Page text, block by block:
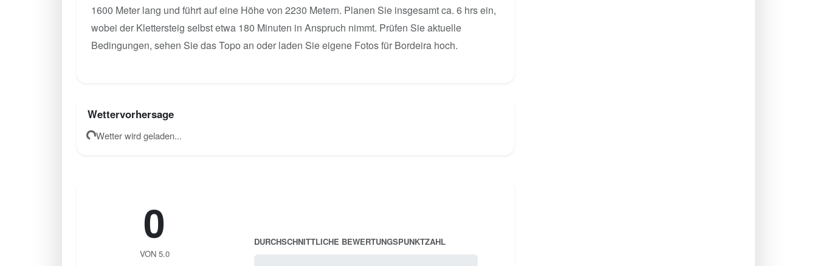
1600 Meter lang und führt auf eine Höhe von 2230 Metern. Planen Sie insgesamt ca. 6 hrs ein,
wobei der Klettersteig selbst etwa 180 Minuten in Anspruch nimmt. Prüfen Sie aktuelle
Bedingungen, sehen Sie das Topo an oder laden Sie eigene Fotos für Bordeira hoch.
Wettervorhersage
Wetter wird geladen...
0
VON 5.0
DURCHSCHNITTLICHE BEWERTUNGSPUNKTZAHL